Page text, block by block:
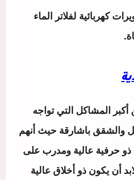
كهربائية لفلاتر الماء
المشاكل التي تواجه
والشقق باشارقة حيث أنهم
حرفية عالية ومدرب على
أن يكون ذو أخلاق عالية